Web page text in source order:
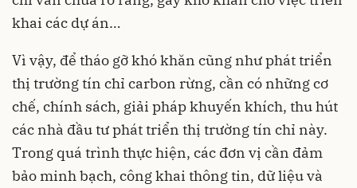
khai các dự án…
Vì vậy, để tháo gỡ khó khăn cũng như phát triển
thị trường tín chỉ carbon rừng, cần có những cơ
chế, chính sách, giải pháp khuyến khích, thu hút
các nhà đầu tư phát triển thị trường tín chỉ này.
Trong quá trình thực hiện, các đơn vị cần đảm
bảo minh bạch, công khai thông tin, dữ liệu và